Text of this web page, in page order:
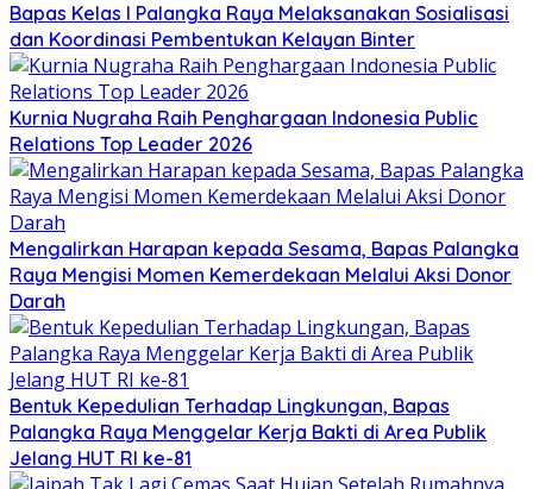
Bapas Kelas I Palangka Raya Melaksanakan Sosialisasi
dan Koordinasi Pembentukan Kelayan Binter
Kurnia Nugraha Raih Penghargaan Indonesia Public
Relations Top Leader 2026
Mengalirkan Harapan kepada Sesama, Bapas Palangka
Raya Mengisi Momen Kemerdekaan Melalui Aksi Donor
Darah
Bentuk Kepedulian Terhadap Lingkungan, Bapas
Palangka Raya Menggelar Kerja Bakti di Area Publik
Jelang HUT RI ke-81